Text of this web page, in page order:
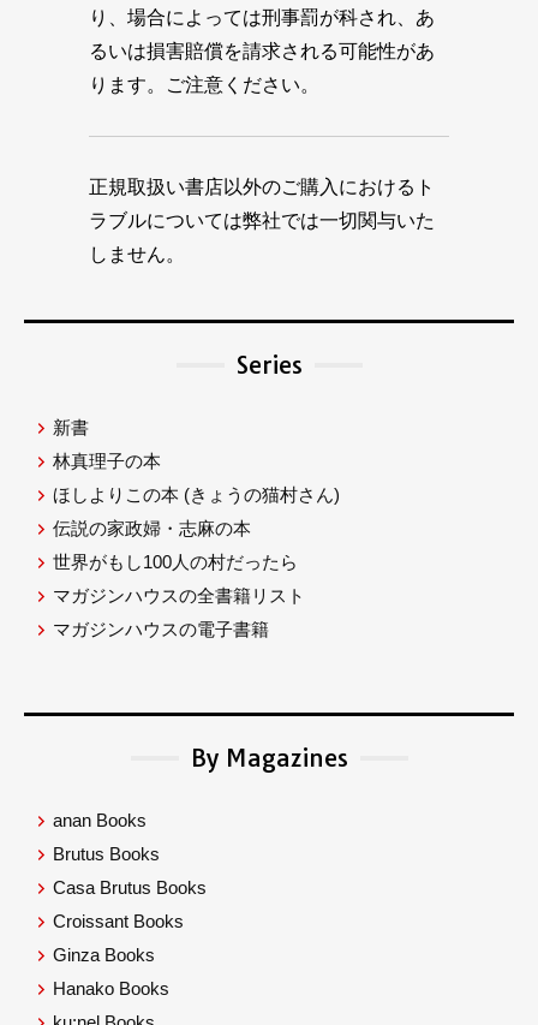
り、場合によっては刑事罰が科され、あ
るいは損害賠償を請求される可能性があ
ります。ご注意ください。
正規取扱い書店以外のご購入におけるト
ラブルについては弊社では一切関与いた
しません。
Series
新書
林真理子の本
ほしよりこの本 (きょうの猫村さん)
伝説の家政婦・志麻の本
世界がもし100人の村だったら
マガジンハウスの全書籍リスト
マガジンハウスの電子書籍
By Magazines
anan Books
Brutus Books
Casa Brutus Books
Croissant Books
Ginza Books
Hanako Books